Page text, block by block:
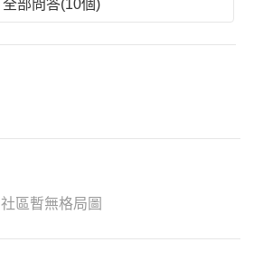
全部問答(10個)
社區暫無格局圖